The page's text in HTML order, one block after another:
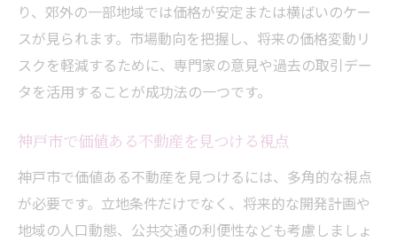
り、郊外の一部地域では価格が安定または横ばいのケー
スが見られます。市場動向を把握し、将来の価格変動リ
スクを軽減するために、専門家の意見や過去の取引デー
タを活用することが成功法の一つです。
神戸市で価値ある不動産を見つける視点
神戸市で価値ある不動産を見つけるには、多角的な視点
が必要です。立地条件だけでなく、将来的な開発計画や
地域の人口動態、公共交通の利便性なども考慮しましょ